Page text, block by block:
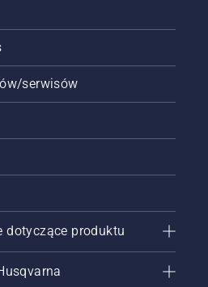
serwisów
dotyczące produktu